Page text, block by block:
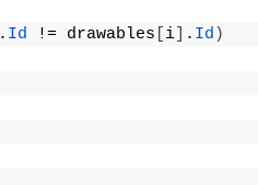
. Id != drawables i . Id )